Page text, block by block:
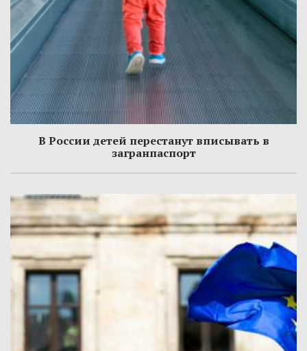
В России детей перестанут вписывать в
загранпаспорт